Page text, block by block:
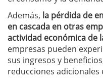
Además, la pérdida de
en cascada en otras
actividad económica de
empresas pueden
sus ingresos y
reducciones